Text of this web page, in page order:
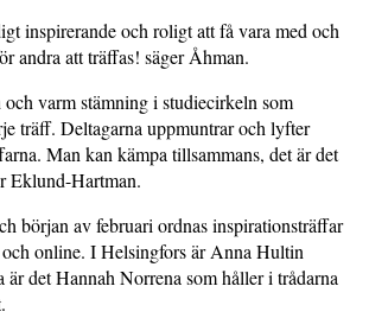
inspirerande och roligt att få vara med och
andra att träffas! säger Åhman.
varm stämning i studiecirkeln som
träff. Deltagarna uppmuntrar och lyfter
Man kan kämpa tillsammans, det är det
Eklund-Hartman.
början av februari ordnas inspirationsträffar
online. I Helsingfors är Anna Hultin
är det Hannah Norrena som håller i trådarna